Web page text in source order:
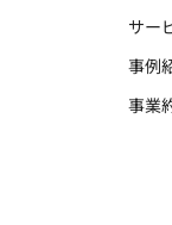
サー
事例
事業